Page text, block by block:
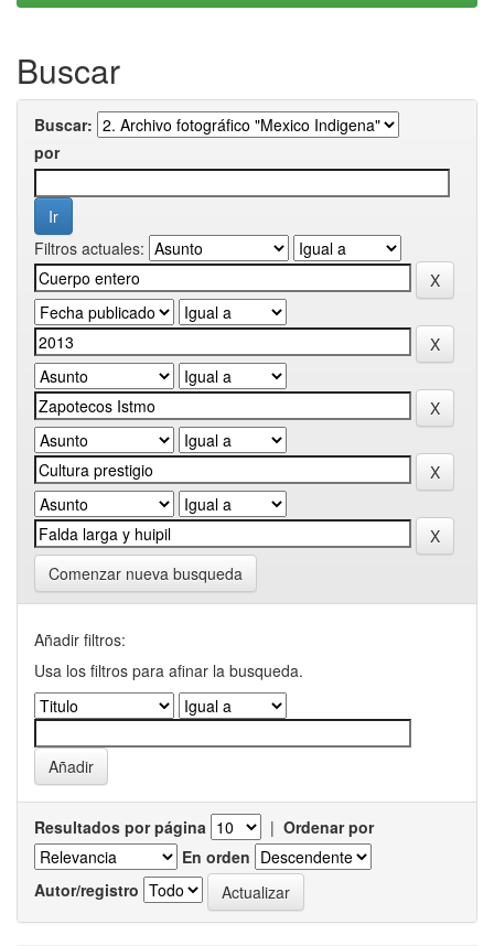
Buscar
Buscar:
por
Filtros actuales:
Comenzar nueva busqueda
Añadir filtros:
Usa los filtros para afinar la busqueda.
Resultados por página | Ordenar por
En orden
Autor/registro